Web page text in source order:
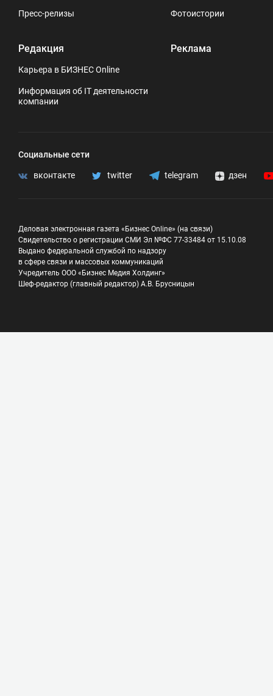
Пресс-релизы
Редакция
Карьера в БИЗНЕС Online
Информация об IT деятельности
компании
Фотоистории
Реклама
Социальные сети
вконтакте twitter telegram дзен
Деловая электронная газета «Бизнес Online» (на связи)
Свидетельство о регистрации СМИ Эл №ФС 77-33484 от 15.10.08
Выдано федеральной службой по надзору
в сфере связи и массовых коммуникаций
Учредитель ООО «Бизнес Медия Холдинг»
Шеф-редактор (главный редактор) А.В. Брусницын